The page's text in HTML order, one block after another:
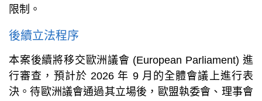
限制。
後續立法程序
本案後續將移交歐洲議會 (European Parliament) 進
行審查，預計於 2026 年 9 月的全體會議上進行表
決。待歐洲議會通過其立場後，歐盟執委會、理事會